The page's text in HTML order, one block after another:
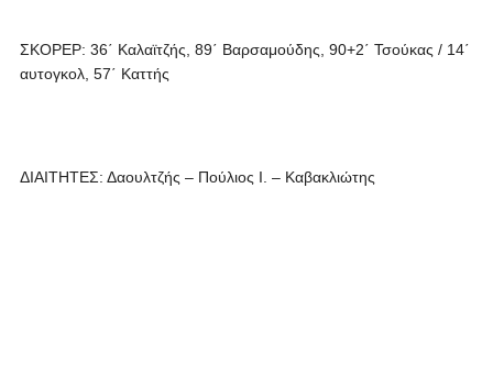
ΣΚΟΡΕΡ: 36΄ Καλαϊτζής, 89΄ Βαρσαμούδης, 90+2΄ Τσούκας / 14΄
αυτογκολ, 57΄ Καττής
ΔΙΑΙΤΗΤΕΣ: Δαουλτζής – Πούλιος Ι. – Καβακλιώτης